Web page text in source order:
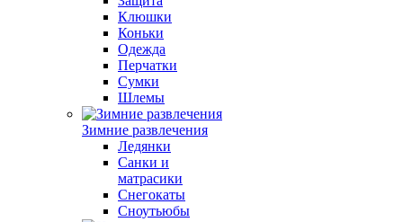
Клюшки
Коньки
Одежда
Перчатки
Сумки
Шлемы
Зимние развлечения
Ледянки
Санки и
матрасики
Снегокаты
Сноутьюбы